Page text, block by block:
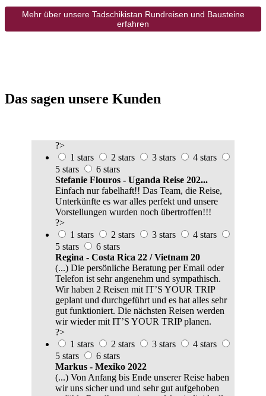
Mehr über unsere Tadschikistan Rundreisen und Bausteine
erfahren
Das sagen unsere Kunden
?>
1 stars
2 stars 3 stars
4 stars
5 stars
6 stars
Stefanie Flouros - Uganda Reise 202...
Einfach nur fabelhaft!! Das Team, die Reise,
Unterkünfte es war alles perfekt und unsere
Vorstellungen wurden noch übertroffen!!!
?>
1 stars
2 stars 3 stars
4 stars
5 stars
6 stars
Regina - Costa Rica 22 / Vietnam 20
(...) Die persönliche Beratung per Email oder
Telefon ist sehr angenehm und sympathisch.
Wir haben 2 Reisen mit IT’S YOUR TRIP
geplant und durchgeführt und es hat alles sehr
gut funktioniert. Die nächsten Reisen werden
wir wieder mit IT’S YOUR TRIP planen.
?>
1 stars
2 stars 3 stars
4 stars
5 stars
6 stars
Markus - Mexiko 2022
(...) Von Anfang bis Ende unserer Reise haben
wir uns sicher und und sehr gut aufgehoben